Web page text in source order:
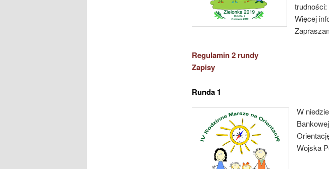
Więcej
Regulamin 2 rundy
Zapisy
Runda 1
W
Wojska